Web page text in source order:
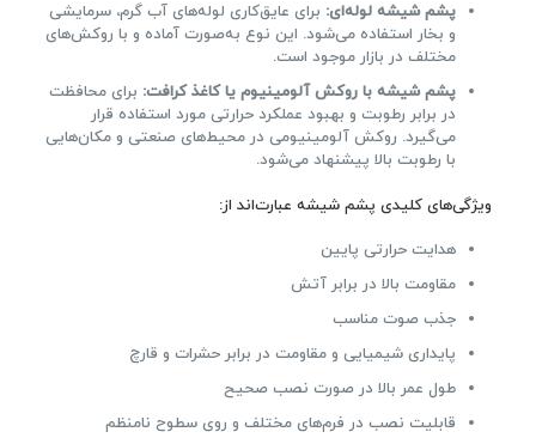
پشم شیشه لوله‌ای: برای عایق‌کاری لوله‌های آب گرم، سرمایشی
و بخار استفاده می‌شود. این نوع به‌صورت آماده و با روکش‌های
مختلف در بازار موجود است.
پشم شیشه با روکش آلومینیوم یا کاغذ کرافت: برای محافظت
در برابر رطوبت و بهبود عملکرد حرارتی مورد استفاده قرار
می‌گیرد. روکش آلومینیومی در محیط‌های صنعتی و مکان‌هایی
با رطوبت بالا پیشنهاد می‌شود.
ویژگی‌های کلیدی پشم شیشه عبارت‌اند از:
هدایت حرارتی پایین
مقاومت بالا در برابر آتش
جذب صوت مناسب
پایداری شیمیایی و مقاومت در برابر حشرات و قارچ
طول عمر بالا در صورت نصب صحیح
قابلیت نصب در فرم‌های مختلف و روی سطوح نامنظم